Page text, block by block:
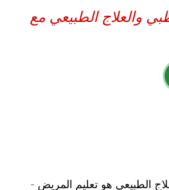
- يعتبر جزء مهم من العلاج الطبيعي هو تعليم المريض